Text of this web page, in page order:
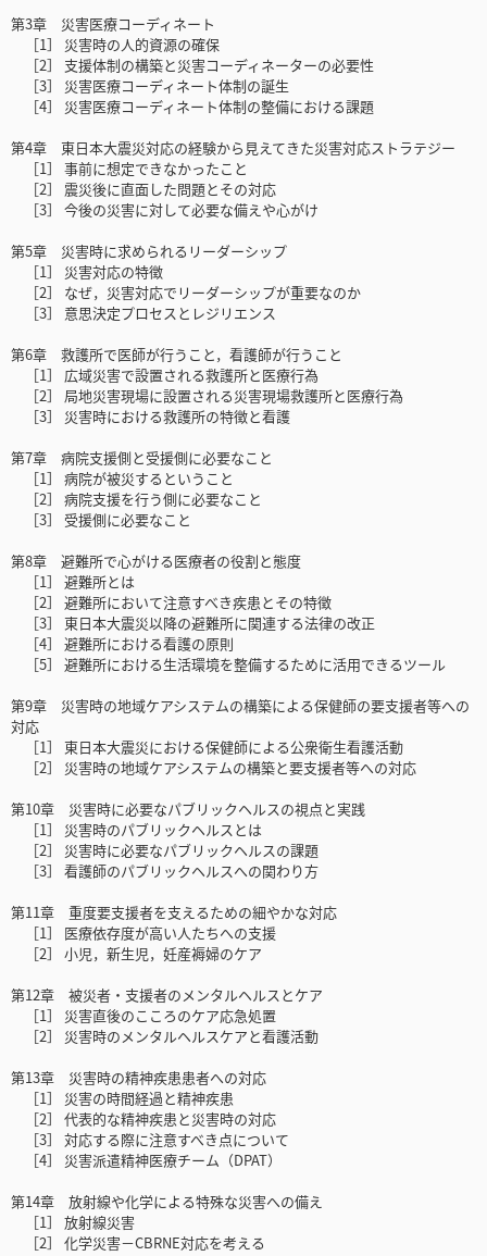
第3章 災害医療コーディネート
［1］ 災害時の人的資源の確保
［2］ 支援体制の構築と災害コーディネーターの必要性
［3］ 災害医療コーディネート体制の誕生
［4］ 災害医療コーディネート体制の整備における課題
第4章 東日本大震災対応の経験から見えてきた災害対応ストラテジー
［1］ 事前に想定できなかったこと
［2］ 震災後に直面した問題とその対応
［3］ 今後の災害に対して必要な備えや心がけ
第5章 災害時に求められるリーダーシップ
［1］ 災害対応の特徴
［2］ なぜ，災害対応でリーダーシップが重要なのか
［3］ 意思決定プロセスとレジリエンス
第6章 救護所で医師が行うこと，看護師が行うこと
［1］ 広域災害で設置される救護所と医療行為
［2］ 局地災害現場に設置される災害現場救護所と医療行為
［3］ 災害時における救護所の特徴と看護
第7章 病院支援側と受援側に必要なこと
［1］ 病院が被災するということ
［2］ 病院支援を行う側に必要なこと
［3］ 受援側に必要なこと
第8章 避難所で心がける医療者の役割と態度
［1］ 避難所とは
［2］ 避難所において注意すべき疾患とその特徴
［3］ 東日本大震災以降の避難所に関連する法律の改正
［4］ 避難所における看護の原則
［5］ 避難所における生活環境を整備するために活用できるツール
第9章 災害時の地域ケアシステムの構築による保健師の要支援者等への
対応
［1］ 東日本大震災における保健師による公衆衛生看護活動
［2］ 災害時の地域ケアシステムの構築と要支援者等への対応
第10章 災害時に必要なパブリックヘルスの視点と実践
［1］ 災害時のパブリックヘルスとは
［2］ 災害時に必要なパブリックヘルスの課題
［3］ 看護師のパブリックヘルスへの関わり方
第11章 重度要支援者を支えるための細やかな対応
［1］ 医療依存度が高い人たちへの支援
［2］ 小児，新生児，妊産褥婦のケア
第12章 被災者・支援者のメンタルヘルスとケア
［1］ 災害直後のこころのケア応急処置
［2］ 災害時のメンタルヘルスケアと看護活動
第13章 災害時の精神疾患患者への対応
［1］ 災害の時間経過と精神疾患
［2］ 代表的な精神疾患と災害時の対応
［3］ 対応する際に注意すべき点について
［4］ 災害派遣精神医療チーム（DPAT）
第14章 放射線や化学による特殊な災害への備え
［1］ 放射線災害
［2］ 化学災害－CBRNE対応を考える